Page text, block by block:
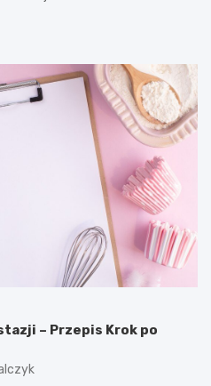
– Przepis Krok po